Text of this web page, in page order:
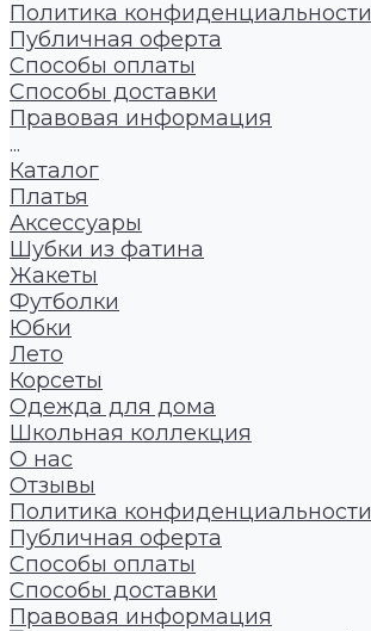
Политика конфиденциальности
Публичная оферта
Способы оплаты
Способы доставки
Правовая информация
...
Каталог
Платья
Аксессуары
Шубки из фатина
Жакеты
Футболки
Юбки
Лето
Корсеты
Одежда для дома
Школьная коллекция
О нас
Отзывы
Политика конфиденциальности
Публичная оферта
Способы оплаты
Способы доставки
Правовая информация